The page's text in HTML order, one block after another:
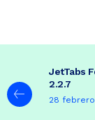
JetTabs
2.2.7
28